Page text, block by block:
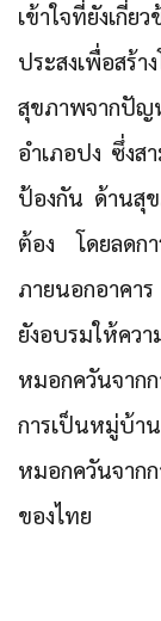
เข้าใจที่ยังเกี่ย
ประสงเพื่อสร้
สุขภาพจากปัญ
อำเภอปง ซึ่งส
ป้องกัน ด้านสุ
ต้อง โดยลดก
ภายนอกอาคา
ยังอบรมให้คว
หมอกควันจากก
การเป็นหมู่บ้
หมอกควันจาก
ของไทย